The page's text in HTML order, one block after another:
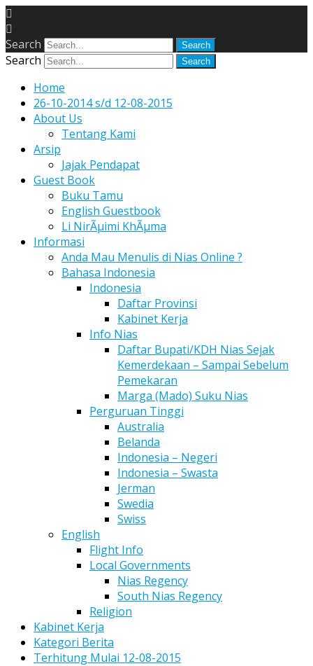
Search
Search
Home
26-10-2014 s/d 12-08-2015
About Us
Tentang Kami
Arsip
Jajak Pendapat
Guest Book
Buku Tamu
English Guestbook
Li NirÃµimi KhÃµma
Informasi
Anda Mau Menulis di Nias Online ?
Bahasa Indonesia
Indonesia
Daftar Provinsi
Kabinet Kerja
Info Nias
Daftar Bupati/KDH Nias Sejak
Kemerdekaan – Sampai Sebelum
Pemekaran
Marga (Mado) Suku Nias
Perguruan Tinggi
Australia
Belanda
Indonesia – Negeri
Indonesia – Swasta
Jerman
Swedia
Swiss
English
Flight Info
Local Governments
Nias Regency
South Nias Regency
Religion
Kabinet Kerja
Kategori Berita
Terhitung Mulai 12-08-2015